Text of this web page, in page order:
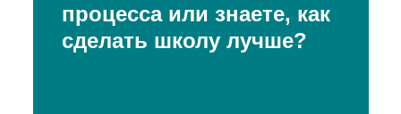
процесса или знаете, как
сделать школу лучше?